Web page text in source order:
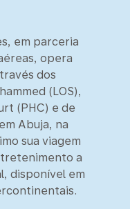
em parceria
opera
dos
(LOS),
(PHC) e de
Abuja, na
sua viagem
a
disponível em